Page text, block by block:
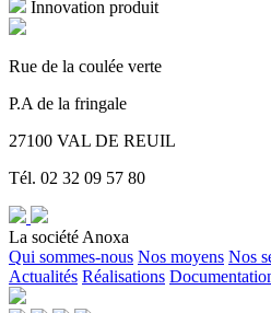
Innovation produit
Rue de la coulée verte
P.A de la fringale
27100 VAL DE REUIL
Tél. 02 32 09 57 80
La société Anoxa
Qui sommes-nous Nos moyens Nos
Actualités Réalisations